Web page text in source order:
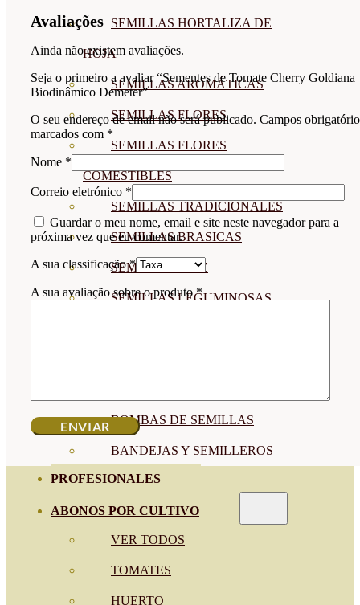
SEMILLAS HORTALIZA DE
HOJA
SEMILLAS AROMÁTICAS
SEMILLAS FLORES
SEMILLAS FLORES
COMESTIBLES
SEMILLAS TRADICIONALES
SEMILLAS BRASICAS
SEMILLAS RAÍZ
SEMILLAS LEGUMINOSAS
BOMBAS DE SEMILLAS
BANDEJAS Y SEMILLEROS
PROFESIONALES
ABONOS POR CULTIVO
VER TODOS
TOMATES
HUERTO
Avaliações
Ainda não existem avaliações.
Seja o primeiro a avaliar “Sementes de Tomate Cherry Goldiana
Biodinâmico Demeter”
O seu endereço de email não será publicado. Campos
marcados com *
Nome *
Correio eletrónico *
Guardar o meu nome, email e site neste navegador para a
próxima vez que eu comentar.
A sua classificação*
A sua avaliação sobre o produto*